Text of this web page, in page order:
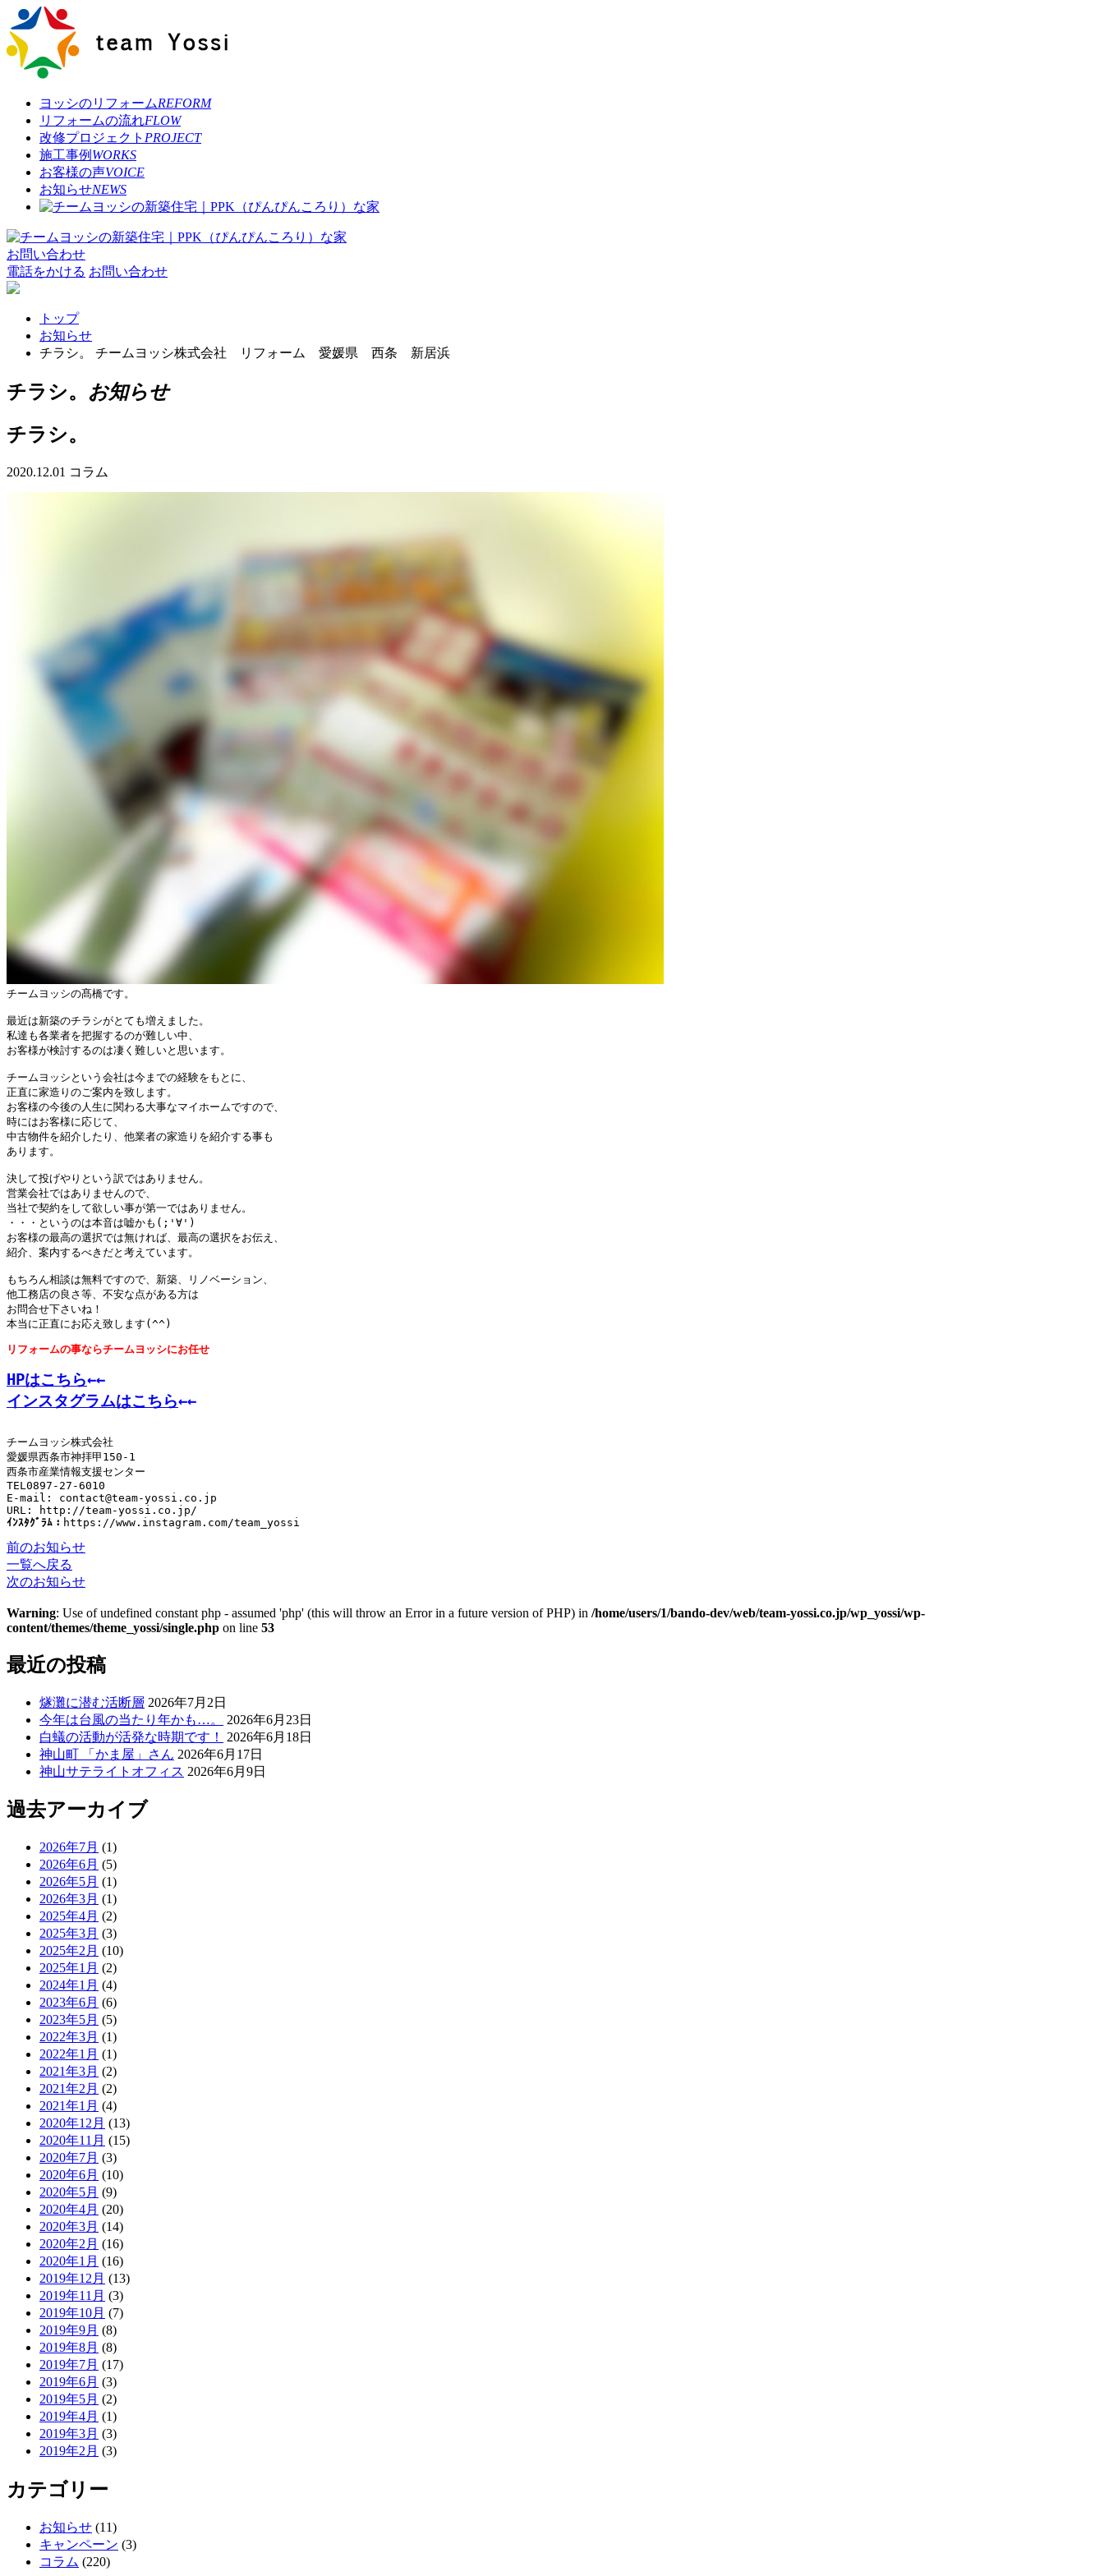
ヨッシのリフォームREFORM
リフォームの流れFLOW
改修プロジェクト PROJECT
施工事例 WORKS
お客様の声VOICE
お知らせNEWS
お問い合わせ
電話をかける お問い合わせ
トップ
お知らせ
チラシ。 チームヨッシ株式会社 リフォーム 愛媛県 西条 新居浜
チラシ。 お知らせ
チラシ。
2020.12.01 コラム
チームヨッシの髙橋です。
最近は新築のチラシがとても増えました。
私達も各業者を把握するのが難しい中、
お客様が検討するのは凄く難しいと思います。
チームヨッシという会社は今までの経験をもとに、
正直に家造りのご案内を致します。
お客様の今後の人生に関わる大事なマイホームですので、
時にはお客様に応じて、
中古物件を紹介したり、他業者の家造りを紹介する事も
あります。
決して投げやりという訳ではありません。
営業会社ではありませんので、
当社で契約をして欲しい事が第一ではありません。
・・・というのは本音は嘘かも(;'∀')
お客様の最高の選択では無ければ、最高の選択をお伝え、
紹介、案内するべきだと考えています。
もちろん相談は無料ですので、新築、リノベーション、
他工務店の良さ等、不安な点がある方は
お問合せ下さいね！
本当に正直にお応え致します(^^)
リフォームの事ならチームヨッシにお任せ
HPはこちら←←
インスタグラムはこちら←←
チームヨッシ株式会社
愛媛県西条市神拝甲 150-1
西条市産業情報支援センター
TEL0897-27-6010
E-mail: contact@team-yossi.co.jp
ｲﾝｽﾀｸﾞﾗﾑ： https://www.instagram.com/team_yossi
前のお知らせ
一覧へ戻る
次のお知らせ
Warning: Use of undefined constant php - assumed 'php' (this will throw an Error in a future version of PHP) in /home/users/1/bando-dev/web/team-yossi.co.jp/wp_yossi/wp-
content/themes/theme_yossi/single.php on line 53
最近の投稿
燧灘に潜む活断層 2026年7月2日
今年は台風の当たり年かも…。
2026年6月23日
白蟻の活動が活発な時期です！
2026年6月18日
神山町 「かま屋」さん 2026年6月17日
神山サテライトオフィス 2026年6月9日
過去アーカイブ
2026年7月 (1)
2026年6月 (5)
2026年5月 (1)
2026年3月 (1)
2025年4月 (2)
2025年3月 (3)
2025年2月 (10)
2025年1月 (2)
2024年1月 (4)
2023年6月 (6)
2023年5月 (5)
2022年3月 (1)
2022年1月 (1)
2021年3月 (2)
2021年2月 (2)
2021年1月 (4)
2020年12月 (13)
2020年11月 (15)
2020年7月 (3)
2020年6月 (10)
2020年5月 (9)
2020年4月 (20)
2020年3月 (14)
2020年2月 (16)
2020年1月 (16)
2019年12月 (13)
2019年11月 (3)
2019年10月 (7)
2019年9月 (8)
2019年8月 (8)
2019年7月 (17)
2019年6月 (3)
2019年5月 (2)
2019年4月 (1)
2019年3月 (3)
2019年2月 (3)
カテゴリー
お知らせ (11)
キャンペーン (3)
コラム (220)